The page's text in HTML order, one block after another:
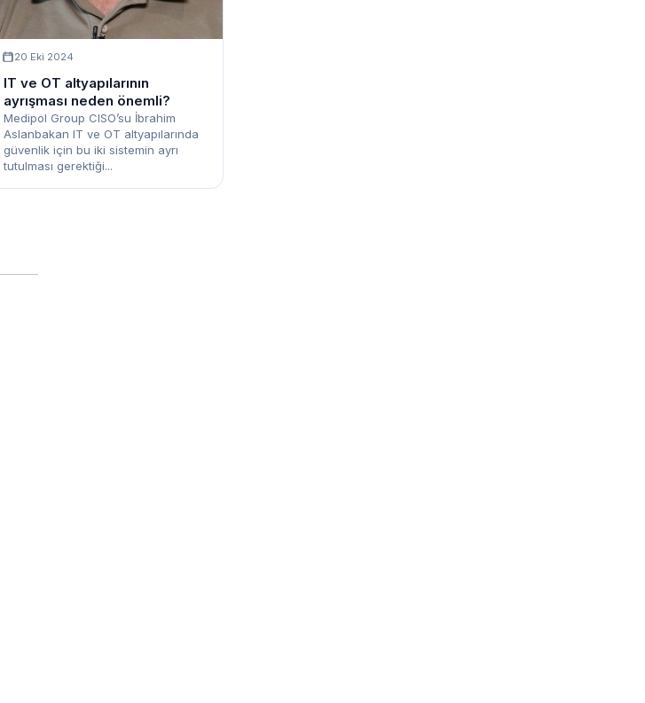
20 Eki 2024
IT ve OT altyapılarının
ayrışması neden önemli?
Medipol Group CISO’su İbrahim
Aslanbakan IT ve OT altyapılarında
güvenlik için bu iki sistemin ayrı
tutulması gerektiği...